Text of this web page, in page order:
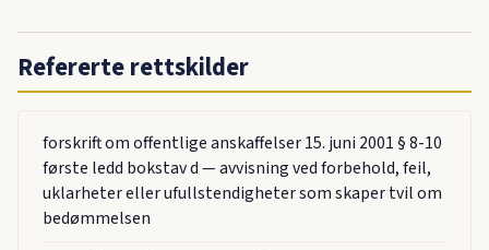
Refererte rettskilder
forskrift om offentlige anskaffelser 15. juni 2001 § 8-10
første ledd bokstav d — avvisning ved forbehold, feil,
uklarheter eller ufullstendigheter som skaper tvil om
bedømmelsen